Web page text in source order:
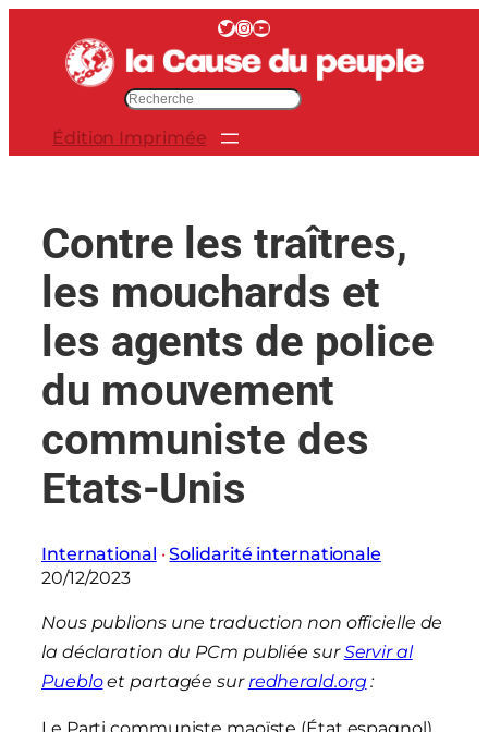
contenu
Twitter InstagramYouTube
c
r
Édition Imprimée
Contre les traîtres,
les mouchards et
les agents de police
du mouvement
communiste des
Etats-Unis
International · Solidarité internationale
20/12/2023
Nous publions une traduction non officielle de
la déclaration du PCm publiée surServir al
Puebloet partagée surredherald.org :